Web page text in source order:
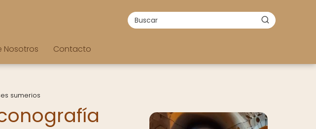
Nosotros Contacto
sumerios